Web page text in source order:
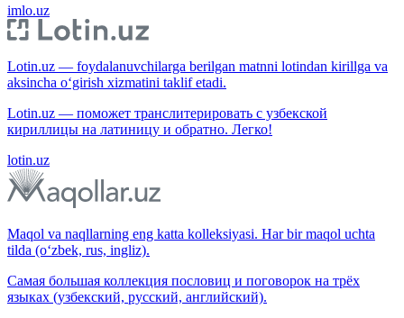
imlo.uz
Lotin.uz — foydalanuvchilarga berilgan matnni lotindan kirillga va
aksincha o‘girish xizmatini taklif etadi.
Lotin.uz — поможет транслитерировать с узбекской
кириллицы на латиницу и обратно. Легко!
lotin.uz
Maqol va naqllarning eng katta kolleksiyasi. Har bir maqol uchta
tilda (o‘zbek, rus, ingliz).
Самая большая коллекция пословиц и поговорок на трёх
языках (узбекский, русский, английский).